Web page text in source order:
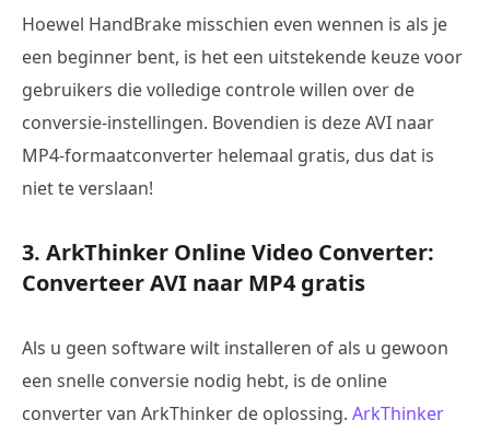
Hoewel HandBrake misschien even wennen is als je
een beginner bent, is het een uitstekende keuze voor
gebruikers die volledige controle willen over de
conversie-instellingen. Bovendien is deze AVI naar
MP4-formaatconverter helemaal gratis, dus dat is
niet te verslaan!
3. ArkThinker Online Video Converter:
Converteer AVI naar MP4 gratis
Als u geen software wilt installeren of als u gewoon
een snelle conversie nodig hebt, is de online
converter van ArkThinker de oplossing. ArkThinker